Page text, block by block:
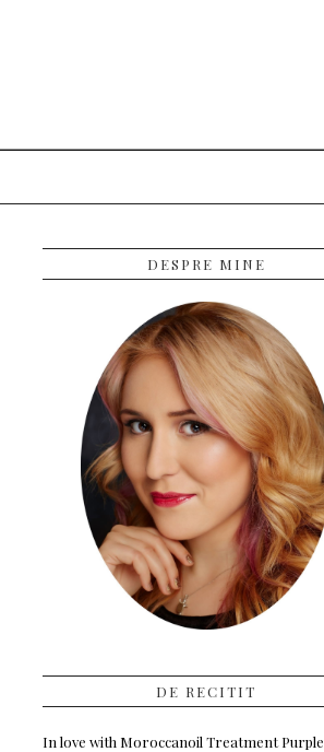
DESPRE MINE
DE RECITIT
In love with Moroccanoil Treatment Purple